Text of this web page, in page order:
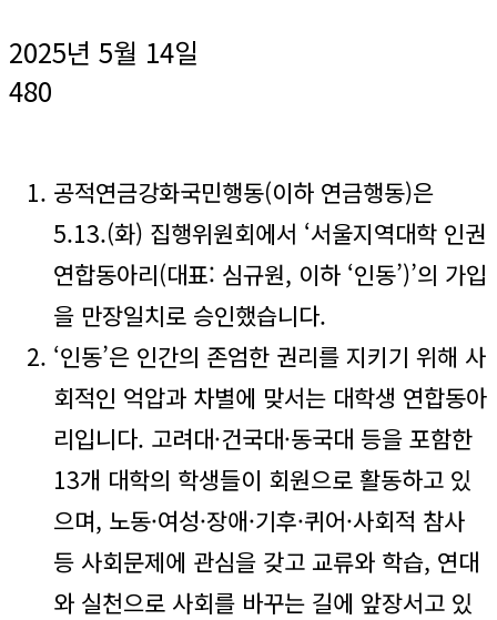
2025년 5월 14일
480
공적연금강화국민행동(이하 연금행동)은
5.13.(화) 집행위원회에서 ‘서울지역대학 인권
연합동아리(대표: 심규원, 이하 ‘인동’)’의 가입
을 만장일치로 승인했습니다.
‘인동’은 인간의 존엄한 권리를 지키기 위해 사
회적인 억압과 차별에 맞서는 대학생 연합동아
리입니다. 고려대·건국대·동국대 등을 포함한
13개 대학의 학생들이 회원으로 활동하고 있
으며, 노동·여성·장애·기후·퀴어·사회적 참사
등 사회문제에 관심을 갖고 교류와 학습, 연대
와 실천으로 사회를 바꾸는 길에 앞장서고 있